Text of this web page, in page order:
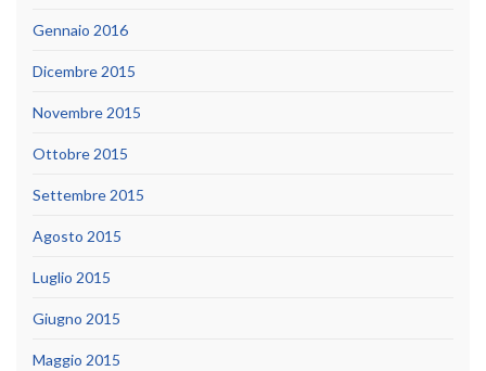
Gennaio 2016
Dicembre 2015
Novembre 2015
Ottobre 2015
Settembre 2015
Agosto 2015
Luglio 2015
Giugno 2015
Maggio 2015